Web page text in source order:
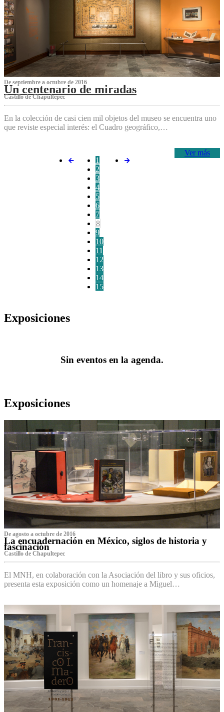
De septiembre a octubre de 2016
Un centenario de miradas
Castillo de Chapultepec
En la colección de casi cien mil objetos del museo se encuentra uno
que reviste especial interés: el Cuadro geográfico,…
Ver más
1
2
3
4
5
6
7
8
9
10
11
12
13
14
15
Exposiciones
Sin eventos en la agenda.
Exposiciones
De agosto a octubre de 2016
La encuadernación en México, siglos de historia y
fascinación
Castillo de Chapultepec
El MNH, en colaboración con la Asociación del libro y sus oficios,
presenta esta exposición como un homenaje a Miguel…